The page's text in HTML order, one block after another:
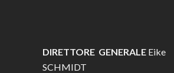
DIRETTORE GENERALE Eike
SCHMIDT